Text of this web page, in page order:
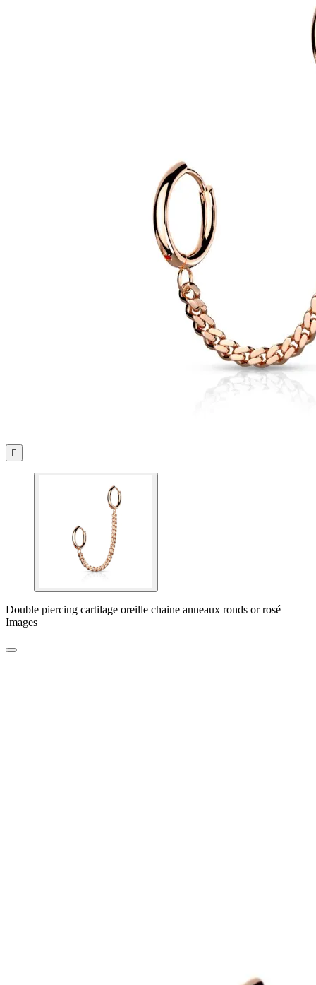

Double piercing cartilage oreille chaine anneaux ronds or rosé
Images